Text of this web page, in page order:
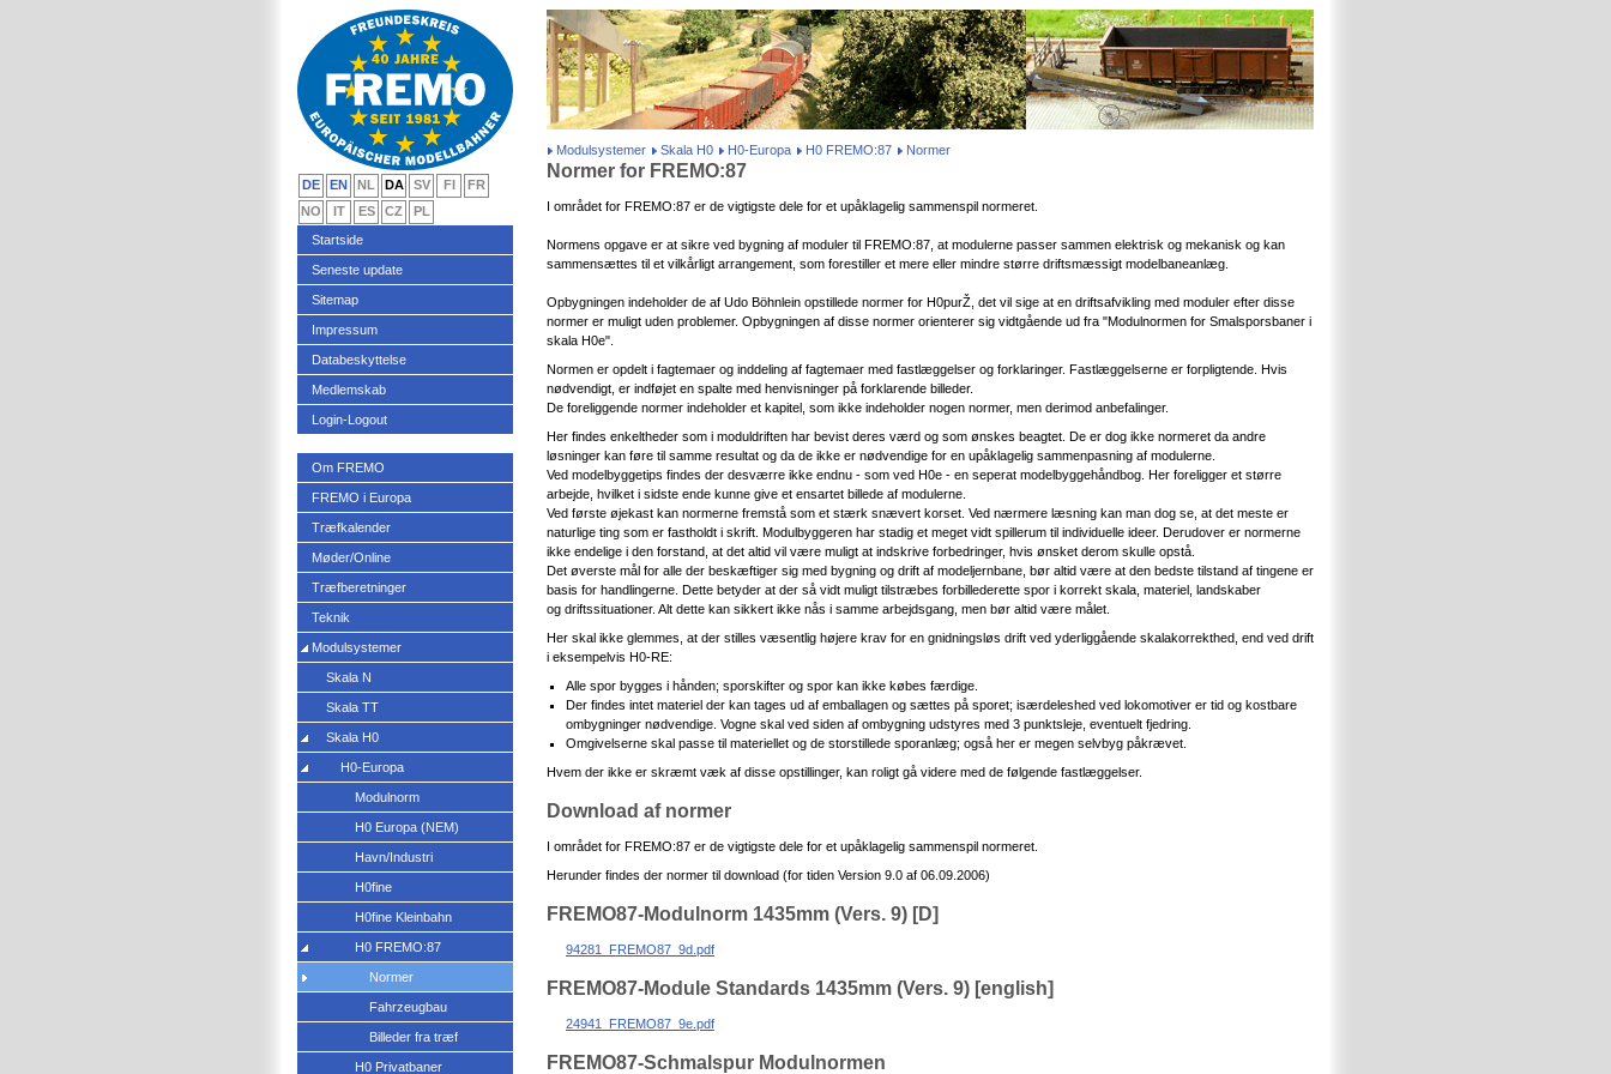
Modulsystemer Skala H0 H0-Europa H0 FREMO:87 Normer
Normer for FREMO:87
I området for FREMO:87 er de vigtigste dele for et upåklagelig sammenspil normeret.
Normens opgave er at sikre ved bygning af moduler til FREMO:87, at modulerne passer sammen elektrisk og mekanisk og kan
sammensættes til et vilkårligt arrangement, som forestiller et mere eller mindre større driftsmæssigt modelbaneanlæg.
Opbygningen indeholder de af Udo Böhnlein opstillede normer for H0purŽ, det vil sige at en driftsafvikling med moduler efter disse
normer er muligt uden problemer. Opbygningen af disse normer orienterer sig vidtgående ud fra "Modulnormen for Smalsporsbaner i
skala H0e".
Normen er opdelt i fagtemaer og inddeling af fagtemaer med fastlæggelser og forklaringer. Fastlæggelserne er forpligtende. Hvis
nødvendigt, er indføjet en spalte med henvisninger på forklarende billeder.
De foreliggende normer indeholder et kapitel, som ikke indeholder nogen normer, men derimod anbefalinger.
Her findes enkeltheder som i moduldriften har bevist deres værd og som ønskes beagtet. De er dog ikke normeret da andre
løsninger kan føre til samme resultat og da de ikke er nødvendige for en upåklagelig sammenpasning af modulerne.
Ved modelbyggetips findes der desværre ikke endnu - som ved H0e - en seperat modelbyggehåndbog. Her foreligger et større
arbejde, hvilket i sidste ende kunne give et ensartet billede af modulerne.
Ved første øjekast kan normerne fremstå som et stærk snævert korset. Ved nærmere læsning kan man dog se, at det meste er
naturlige ting som er fastholdt i skrift. Modulbyggeren har stadig et meget vidt spillerum til individuelle ideer. Derudover er normerne
ikke endelige i den forstand, at det altid vil være muligt at indskrive forbedringer, hvis ønsket derom skulle opstå.
Det øverste mål for alle der beskæftiger sig med bygning og drift af modeljernbane, bør altid være at den bedste tilstand af tingene er
basis for handlingerne. Dette betyder at der så vidt muligt tilstræbes forbillederette spor i korrekt skala, materiel, landskaber
og driftssituationer. Alt dette kan sikkert ikke nås i samme arbejdsgang, men bør altid være målet.
Her skal ikke glemmes, at der stilles væsentlig højere krav for en gnidningsløs drift ved yderliggående skalakorrekthed, end ved drift
i eksempelvis H0-RE:
Alle spor bygges i hånden; sporskifter og spor kan ikke købes færdige.
Der findes intet materiel der kan tages ud af emballagen og sættes på sporet; isærdeleshed ved lokomotiver er tid og kostbare
ombygninger nødvendige. Vogne skal ved siden af ombygning udstyres med 3 punktsleje, eventuelt fjedring.
Omgivelserne skal passe til materiellet og de storstillede sporanlæg; også her er megen selvbyg påkrævet.
Hvem der ikke er skræmt væk af disse opstillinger, kan roligt gå videre med de følgende fastlæggelser.
Download af normer
I området for FREMO:87 er de vigtigste dele for et upåklagelig sammenspil normeret.
Herunder findes der normer til download (for tiden Version 9.0 af 06.09.2006)
FREMO87-Modulnorm 1435mm (Vers. 9) [D]
94281_FREMO87_9d.pdf
FREMO87-Module Standards 1435mm (Vers. 9) [english]
24941_FREMO87_9e.pdf
FREMO87-Schmalspur Modulnormen
DE EN NL DA SV FI
FR
NO
IT ES CZ
PL
Startside
Seneste update
Sitemap
Impressum
Databeskyttelse
Medlemskab
Login-Logout
Om FREMO
FREMO i Europa
Træfkalender
Møder/Online
Træfberetninger
Teknik
Modulsystemer
Skala N
Skala TT
Skala H0
H0-Europa
Modulnorm
H0 Europa (NEM)
Havn/Industri
H0fine
H0fine Kleinbahn
H0 FREMO:87
Normer
Fahrzeugbau
Billeder fra træf
H0 Privatbaner